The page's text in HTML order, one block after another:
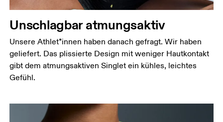
wo dein Oberkörper am schmalsten ist.
Hüfte
Miss um die breiteste Stelle deiner Hüfte herum.
Unschlagbar atmungsaktiv
Unsere Athlet*innen haben danach gefragt. Wir haben
geliefert. Das plissierte Design mit weniger Hautkontakt
gibt dem atmungsaktiven Singlet ein kühles, leichtes
Gefühl.